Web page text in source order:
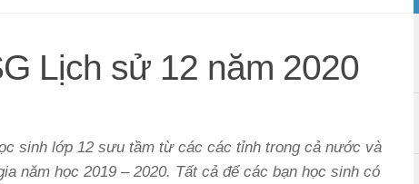
Lịch sử 12 năm 2020
sinh lớp 12 sưu tầm từ các các tỉnh trong cả nước và
năm học 2019 – 2020. Tất cả để các bạn học sinh có